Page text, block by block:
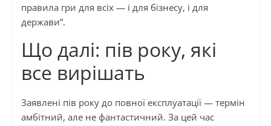
правила гри для всіх — і для бізнесу, і для
держави”.
Що далі: пів року, які
все вирішать
Заявлені пів року до повної експлуатації — термін
амбітний, але не фантастичний. За цей час